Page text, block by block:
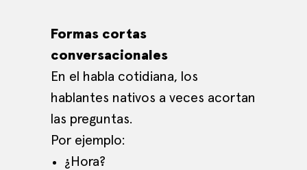
Formas cortas
conversacionales
En el habla cotidiana, los
hablantes nativos a veces acortan
las preguntas.
Por ejemplo:
¿Hora?